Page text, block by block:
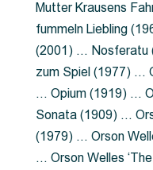
Mutter Krausens
fummeln Liebling
(2001) … Nosferatu
zum Spiel (1977) …
… Opium (1919) …
Sonata (1909) …
(1979) … Orson
… Orson Welles